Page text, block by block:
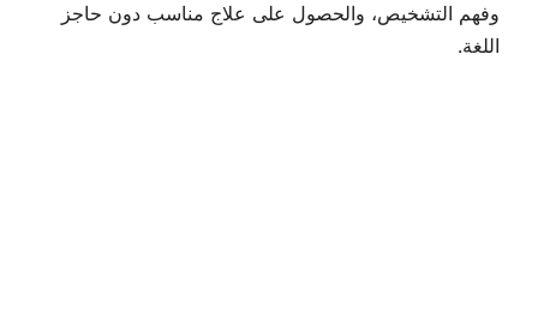
وفهم التشخيص، والحصول على علاج مناسب دون حاجز
اللغة.